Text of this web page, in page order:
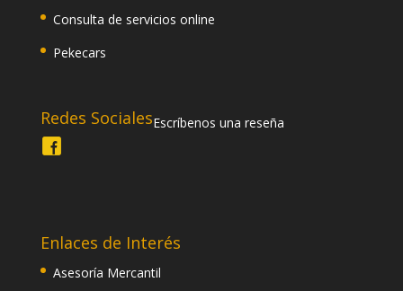
Consulta de servicios online
Pekecars
Redes SocialesEscríbenos una reseña
Enlaces de Interés
Asesoría Mercantil